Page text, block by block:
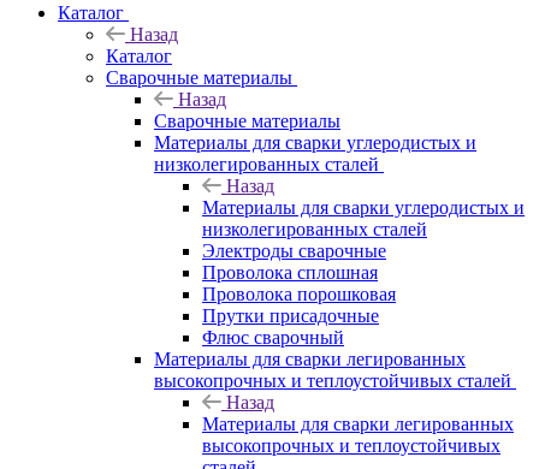
Каталог
Назад
Каталог
Сварочные материалы
Назад
Сварочные материалы
Материалы для сварки углеродистых и
низколегированных сталей
Назад
Материалы для сварки углеродистых и
низколегированных сталей
Электроды сварочные
Проволока сплошная
Проволока порошковая
Прутки присадочные
Флюс сварочный
Материалы для сварки легированных
высокопрочных и теплоустойчивых сталей
Назад
Материалы для сварки легированных
высокопрочных и теплоустойчивых